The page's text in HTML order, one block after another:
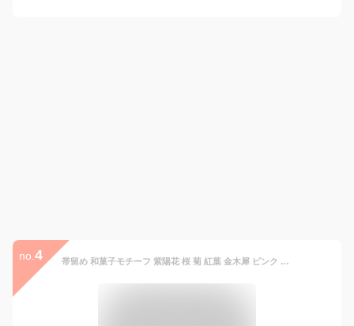
no. 4 帯留め 和菓子モチーフ 紫陽花 桜 菊 紅葉 金木犀 ピンク 水色 紫 緑 黄 全5種 日本製 普段用 カジュアル用 小紋 紬 お洒落着物 茶道 華道 お稽古 和装 通販 購入 箱入り お菓子 樹脂 かわいい キンモクセイ 帯留 おびどめ お洒落 上品 プレゼント 桐箱入り 練り切り